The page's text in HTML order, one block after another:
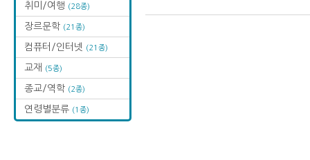
취미/여행 (28종)
장르문학 (21종)
컴퓨터/인터넷 (21종)
교재 (5종)
종교/역학 (2종)
연령별분류 (1종)